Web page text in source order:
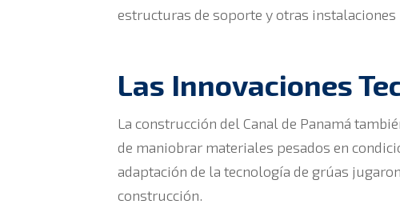
estructuras de soporte y otras instalaciones
Las Innovaciones
La construcción del Canal de Panamá
de maniobrar materiales pesados en
adaptación de la tecnología de grúas
construcción.